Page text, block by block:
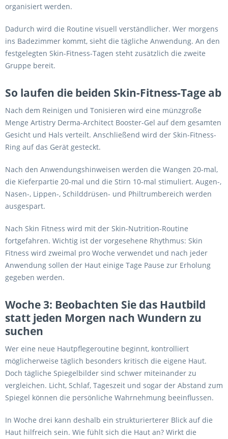
organisiert werden.
Dadurch wird die Routine visuell verständlicher. Wer morgens
ins Badezimmer kommt, sieht die tägliche Anwendung. An den
festgelegten Skin-Fitness-Tagen steht zusätzlich die zweite
Gruppe bereit.
So laufen die beiden Skin-Fitness-Tage ab
Nach dem Reinigen und Tonisieren wird eine münzgroße
Menge Artistry Derma-Architect Booster-Gel auf dem gesamten
Gesicht und Hals verteilt. Anschließend wird der Skin-Fitness-
Ring auf das Gerät gesteckt.
Nach den Anwendungshinweisen werden die Wangen 20-mal,
die Kieferpartie 20-mal und die Stirn 10-mal stimuliert. Augen-,
Nasen-, Lippen-, Schilddrüsen- und Philtrumbereich werden
ausgespart.
Nach Skin Fitness wird mit der Skin-Nutrition-Routine
fortgefahren. Wichtig ist der vorgesehene Rhythmus: Skin
Fitness wird zweimal pro Woche verwendet und nach jeder
Anwendung sollen der Haut einige Tage Pause zur Erholung
gegeben werden.
Woche 3: Beobachten Sie das Hautbild
statt jeden Morgen nach Wundern zu
suchen
Wer eine neue Hautpflegeroutine beginnt, kontrolliert
möglicherweise täglich besonders kritisch die eigene Haut.
Doch tägliche Spiegelbilder sind schwer miteinander zu
vergleichen. Licht, Schlaf, Tageszeit und sogar der Abstand zum
Spiegel können die persönliche Wahrnehmung beeinflussen.
In Woche drei kann deshalb ein strukturierterer Blick auf die
Haut hilfreich sein. Wie fühlt sich die Haut an? Wirkt die